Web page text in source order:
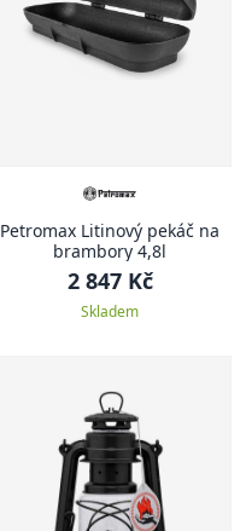
Petromax Litinový pekáč na
brambory 4,8l
2 847 Kč
Skladem